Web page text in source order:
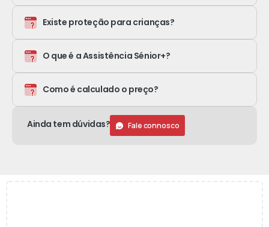
Existe proteção para crianças?
O que é a Assistência Sénior+?
Como é calculado o preço?
Ainda tem dúvidas? Fale connosco